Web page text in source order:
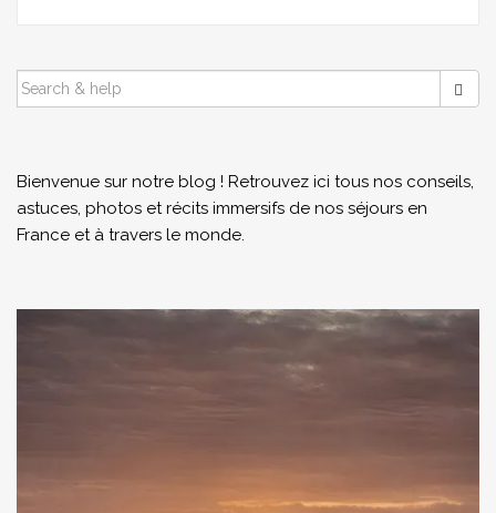
SEARCH
FOR:
Bienvenue sur notre blog ! Retrouvez ici tous nos conseils,
astuces, photos et récits immersifs de nos séjours en
France et à travers le monde.